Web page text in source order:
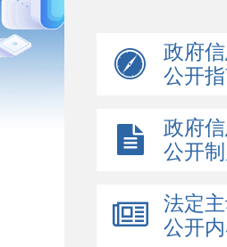
政府
公开
政府
公开
法定
公开